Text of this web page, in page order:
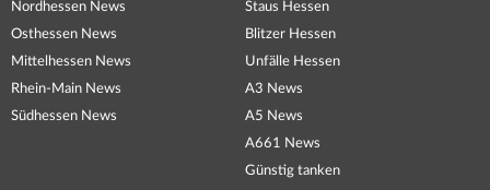
Nordhessen News
Osthessen News
Mittelhessen News
Rhein-Main News
Südhessen News
Staus Hessen
Blitzer Hessen
Unfälle Hessen
A3 News
A5 News
A661 News
Günstig tanken